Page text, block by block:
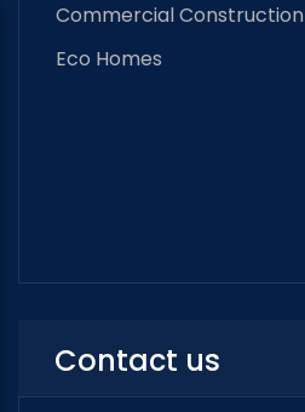
Commercial Construction
Eco Homes
Contact us